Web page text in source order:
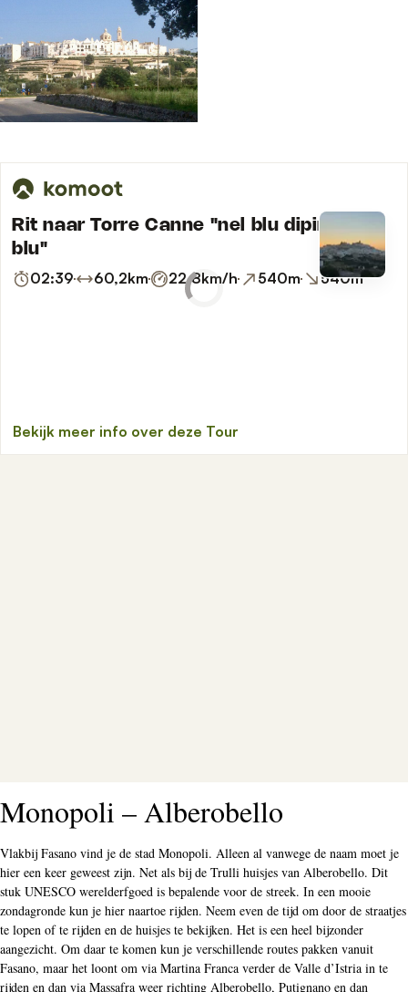
Monopoli – Alberobello
Vlakbij Fasano vind je de stad Monopoli. Alleen al vanwege de naam moet je
hier een keer geweest zijn. Net als bij de Trulli huisjes van Alberobello. Dit
stuk UNESCO werelderfgoed is bepalende voor de streek. In een mooie
zondagronde kun je hier naartoe rijden. Neem even de tijd om door de straatjes
te lopen of te rijden en de huisjes te bekijken. Het is een heel bijzonder
aangezicht. Om daar te komen kun je verschillende routes pakken vanuit
Fasano, maar het loont om via Martina Franca verder de Valle d’Istria in te
rijden en dan via Massafra weer richting Alberobello, Putignano en dan